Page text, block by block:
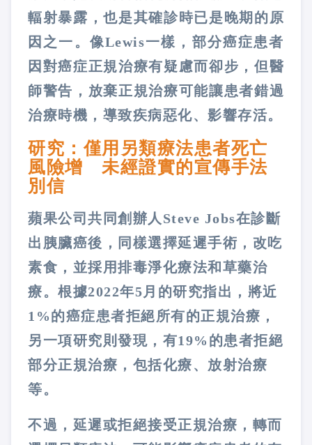
輻射暴露，也是其確診時已是晚期的原
因之一。像Lewis一樣，部分癌症患者
因對癌症正規治療有疑慮而卻步，但醫
師警告，放棄正規治療可能讓患者錯過
治療時機，導致疾病惡化、影響存活。
研究：僅用另類療法患者死亡
風險增 未經證實的宣傳手法
別信
蘋果公司共同創辦人Steve Jobs在診斷
出胰臟癌後，同樣選擇延遲手術，改吃
素食，並採用排毒淨化療法和草藥治
療。根據2022年5月的研究指出，將近
1%的癌症患者拒絕所有的正規治療，
另一項研究則發現，有19%的患者拒絕
部分正規治療，包括化療、放射治療
等。
不過，延遲或拒絕接受正規治療，轉而